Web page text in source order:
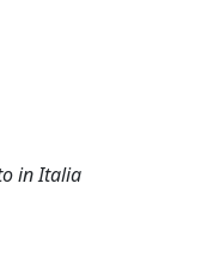
in Italia